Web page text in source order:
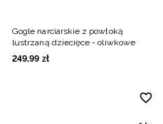
Gogle narciarskie z powłoką
lustrzaną dziecięce - oliwkowe
249,99 zł